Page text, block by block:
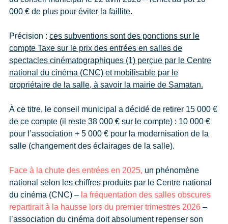
000 € de plus pour éviter la faillite.
Précision : ces subventions sont des ponctions sur le
compte Taxe sur le prix des entrées en salles de
spectacles cinématographiques (1) perçue par le Centre
national du cinéma (CNC) et mobilisable par le
propriétaire de la salle, à savoir la mairie de Samatan.
À ce titre, le conseil municipal a décidé de retirer 15 000 €
de ce compte (il reste 38 000 € sur le compte) : 10 000 €
pour l’association + 5 000 € pour la modernisation de la
salle (changement des éclairages de la salle).
Face à la chute des entrées en 2025, un phénomène
national selon les chiffres produits par le Centre national
du cinéma (CNC) – la fréquentation des salles obscures
repartirait à la hausse lors du premier trimestres 2026–
l’association du cinéma doit absolument repenser son